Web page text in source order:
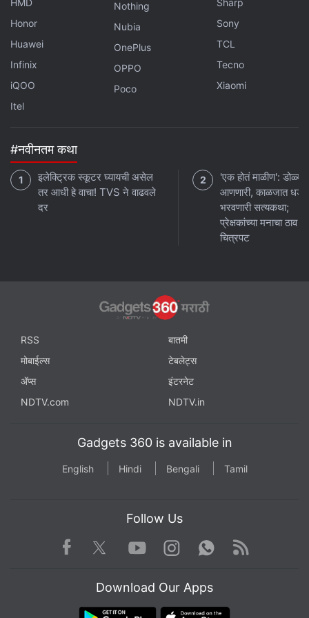
कनेक्टिव्हिटी पर्याय
Oppo Reno 16c 5G मध्ये 5G, 4G LTE, Wi-Fi, Bluetooth
5.4, USB Type-C आणि GPS देण्यात आले आहेत. तर Google
Pixel 9a मध्ये 5G, 4G LTE, Wi-Fi 6E, Bluetooth 5.3,
NFC, GPS आणि USB 3.2 Type-C पोर्ट असे कनेक्टिव्हिटी पर्याय
आहेत. तसेच Samsung Galaxy S25 FE मध्ये 4G, 5G, Wi-
HMD
Honor
Huawei
Infinix
iQOO
Itel
Nothing
Nubia
OnePlus
OPPO
Poco
Sharp
Sony
TCL
Tecno
Xiaomi
#नवीनतम कथा
इलेक्ट्रिक स्कूटर घ्यायची असेल
तर आधी हे वाचा! TVS ने वाढवले
दर
'एक होतं माळीण':
आणणारी, काळजात
भरवणारी सत्यकथा;
प्रेक्षकांच्या मनाचा ठाव
चित्रपट
RSS
बातमी
मोबाईल्स
टेबलेट्स
ॲप्स
इंटरनेट
NDTV.com
NDTV.in
Gadgets 360 is available in
English Hindi Bengali Tamil
Follow Us
Facebook TwitterYoutube
Instagram WhatsApp
Rss
Download Our Apps